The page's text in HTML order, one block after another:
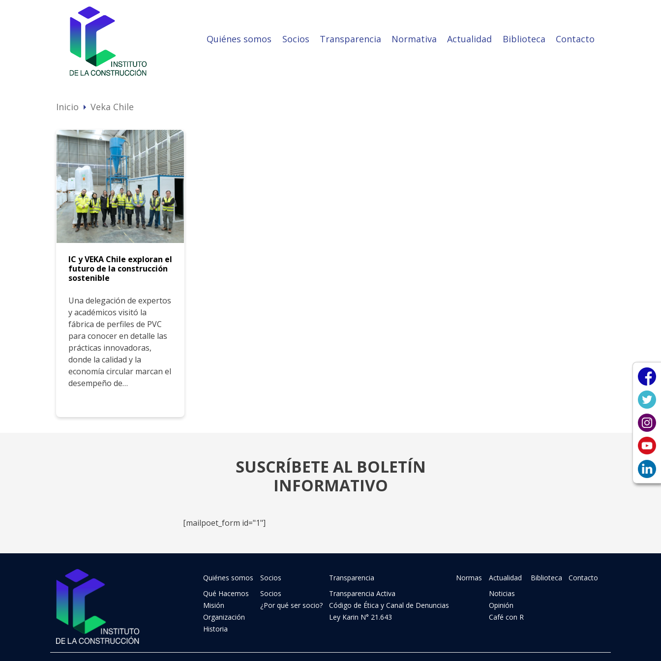
Quiénes somos Socios Transparencia Normativa Actualidad Biblioteca Contacto
Inicio arrow_right Veka Chile
IC y VEKA Chile exploran el
futuro de la construcción
sostenible
Una delegación de expertos
y académicos visitó la
fábrica de perfiles de PVC
para conocer en detalle las
prácticas innovadoras,
donde la calidad y la
economía circular marcan el
desempeño de…
SUSCRÍBETE AL BOLETÍN
INFORMATIVO
[mailpoet_form id="1"]
Quiénes somos
Qué Hacemos
Misión
Organización
Historia
Socios
Socios
¿Por qué ser socio?
Transparencia
Transparencia Activa
Código de Ética y Canal de Denuncias
Ley Karin N° 21.643
Normas
Actualidad
Noticias
Opinión
Café con R
Biblioteca Contacto